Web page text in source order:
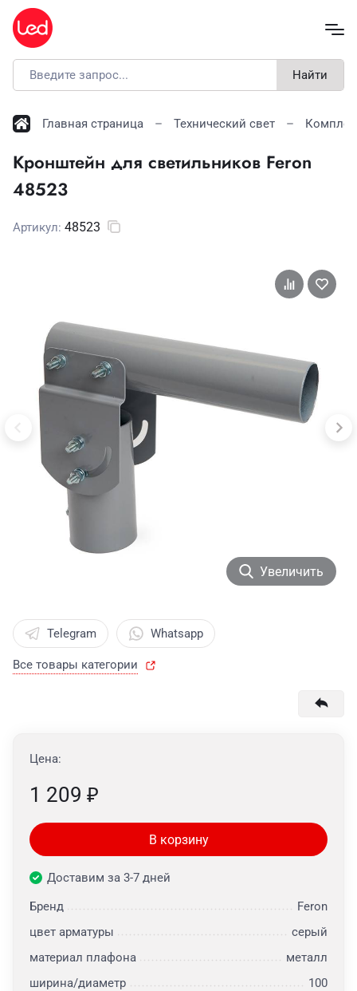
Найти
Главная страница Технический свет
Кронштейн для светильников Feron
48523
Артикул: 48523
Увеличить
Telegram Whatsapp
Все товары категории
Цена:
1 209 ₽
В корзину
Доставим за 3-7 дней
Бренд
Feron
цвет арматуры
серый
материал плафона
металл
ширина/диаметр
100